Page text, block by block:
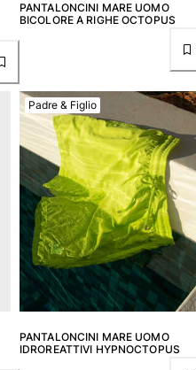
PANTALONCINI MARE UOMO
BICOLORE A RIGHE OCTOPUS
PANTALONCINI MARE UOMO
IDROREATTIVI HYPNOCTOPUS
Padre & Figlio